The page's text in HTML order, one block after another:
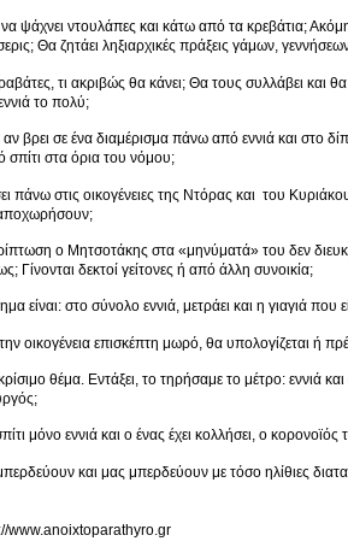
ψάχνει ντουλάπες και κάτω από τα κρεβάτια;
Θα ζητάει ληξιαρχικές πράξεις γάμων,
τι ακριβώς θα κάνει; Θα τους συλλάβει και
το πολύ;
βρει σε ένα διαμέρισμα πάνω από εννιά και στο
σπίτι στα όρια του νόμου;
πάνω στις οικογένειες της Ντόρας και του
ο Μητσοτάκης στα «μηνύματά» του δεν
Γίνονται δεκτοί γείτονες ή από άλλη συνοικία;
είναι: στο σύνολο εννιά, μετράει και η γιαγιά που
οικογένεια επισκέπτη μωρό, θα υπολογίζεται ή
θέμα. Εντάξει, το τηρήσαμε το μέτρο: εννιά
μόνο εννιά και ο ένας έχει κολλήσει, ο κορονοϊός
και μας μπερδεύουν με τόσο ηλίθιες
www.anoixtoparathyro.gr